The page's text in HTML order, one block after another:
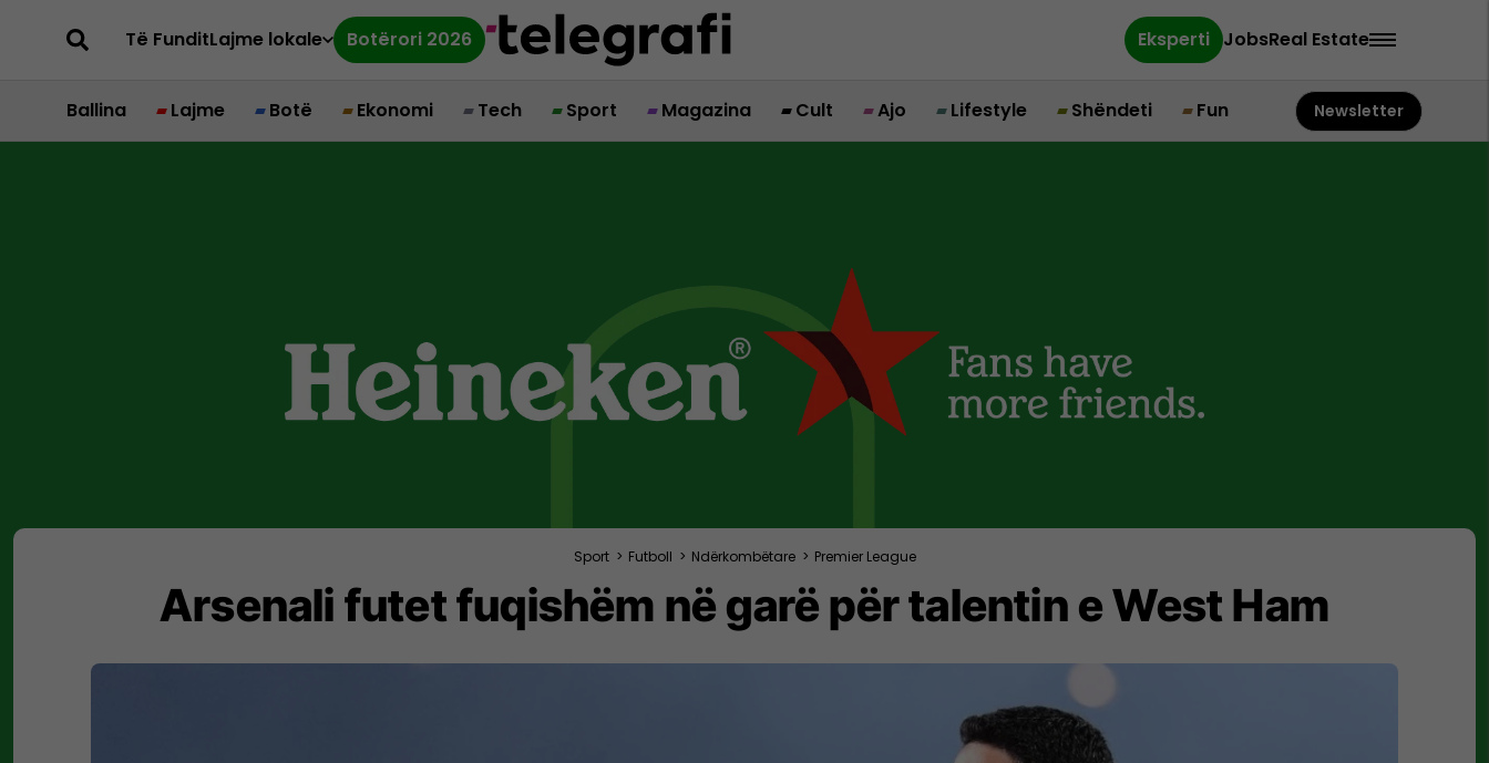
Të FunditLajme lokale Botërori 2026 Eksperti JobsReal Estate
Ballina Lajme Botë Ekonomi Tech Sport Magazina Cult Ajo Lifestyle Shëndeti Fun Newsletter
Sport > Futboll > Ndërkombëtare > Premier League
Arsenali futet fuqishëm në garë për talentin e West Ham